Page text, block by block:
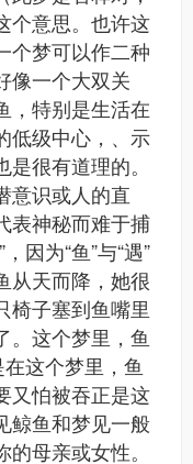
个意思。也许这
个梦可以作二种
像一个大双关
，特别是生活在
低级中心，、示
很有道理的。
意识或人的直
表神秘而难于捕
因为“鱼”与“遇”
从天而降，她很
椅子塞到鱼嘴里
。这个梦里，鱼
这个梦里，鱼
又怕被吞正是这
鲸鱼和梦见一般
母亲或女性。